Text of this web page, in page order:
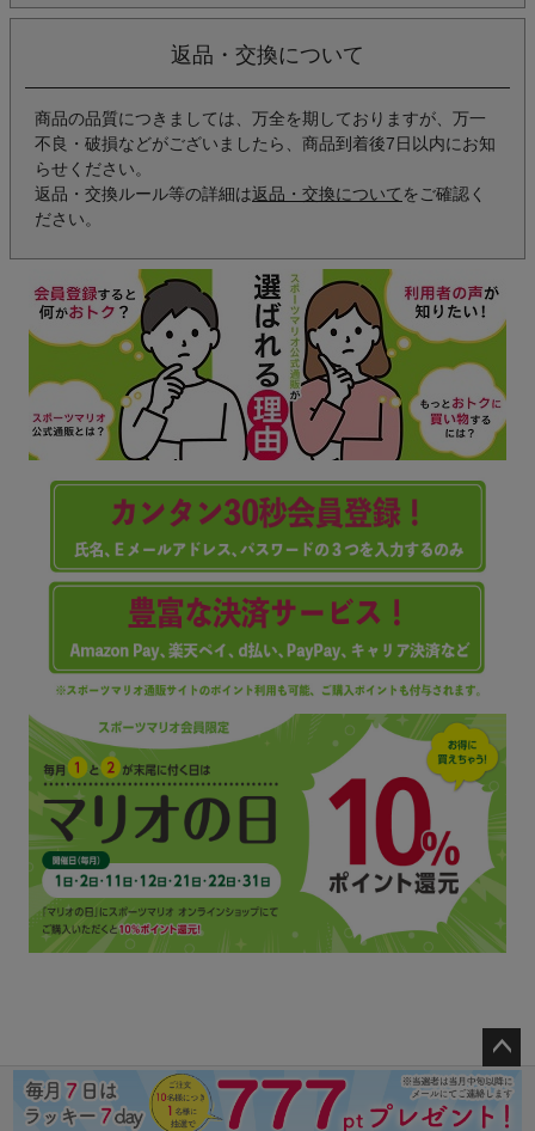
返品・交換について
商品の品質につきましては、万全を期しておりますが、万一
不良・破損などがございましたら、商品到着後7日以内にお知
らせください。
返品・交換ルール等の詳細は返品・交換について をご確認く
ださい。
ペー
ジト